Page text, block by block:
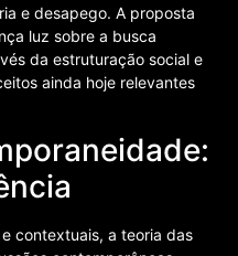
e desapego. A proposta
luz sobre a busca
da estruturação social e
ainda hoje relevantes
contextuais, a teoria das